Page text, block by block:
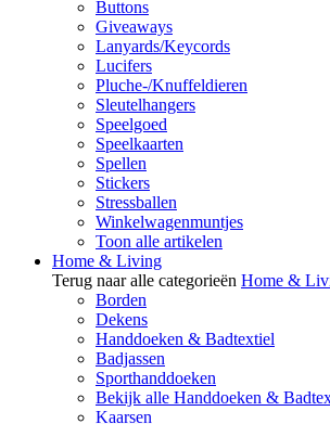
Buttons
Giveaways
Lanyards/Keycords
Lucifers
Pluche-/Knuffeldieren
Sleutelhangers
Speelgoed
Speelkaarten
Spellen
Stickers
Stressballen
Winkelwagenmuntjes
Toon alle artikelen
Home & Living
Terug naar alle categorieën Home &
Borden
Dekens
Handdoeken & Badtextiel
Badjassen
Sporthanddoeken
Bekijk alle Handdoeken &
Kaarsen